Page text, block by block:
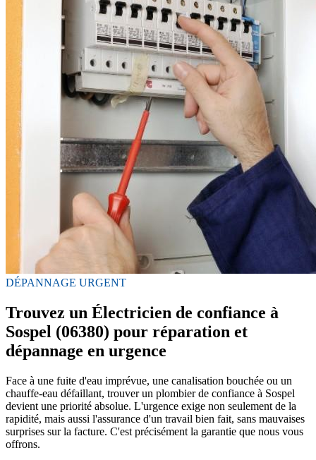
DÉPANNAGE URGENT
Trouvez un Électricien de confiance à
Sospel (06380) pour réparation et
dépannage en urgence
Face à une fuite d'eau imprévue, une canalisation bouchée ou un
chauffe-eau défaillant, trouver un plombier de confiance à Sospel
devient une priorité absolue. L'urgence exige non seulement de la
rapidité, mais aussi l'assurance d'un travail bien fait, sans mauvaises
surprises sur la facture. C'est précisément la garantie que nous vous
offrons.